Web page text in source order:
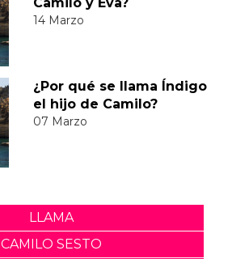
14 Marzo
¿Por qué se llama Índigo
el hijo de Camilo?
07 Marzo
LLAMA
CAMILO SESTO